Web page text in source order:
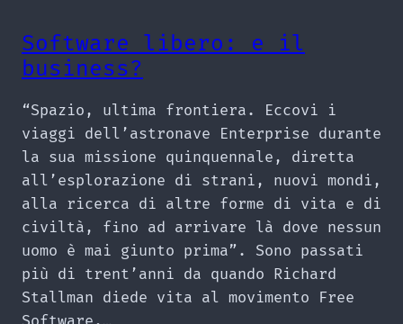
Software libero: e il
business?
“Spazio, ultima frontiera. Eccovi i
viaggi dell’astronave Enterprise durante
la sua missione quinquennale, diretta
all’esplorazione di strani, nuovi mondi,
alla ricerca di altre forme di vita e di
civiltà, fino ad arrivare là dove nessun
uomo è mai giunto prima”. Sono passati
più di trent’anni da quando Richard
Stallman diede vita al movimento Free